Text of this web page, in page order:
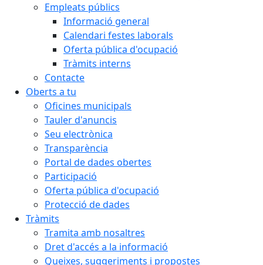
Empleats públics
Informació general
Calendari festes laborals
Oferta pública d'ocupació
Tràmits interns
Contacte
Oberts a tu
Oficines municipals
Tauler d'anuncis
Seu electrònica
Transparència
Portal de dades obertes
Participació
Oferta pública d'ocupació
Protecció de dades
Tràmits
Tramita amb nosaltres
Dret d'accés a la informació
Queixes, suggeriments i propostes